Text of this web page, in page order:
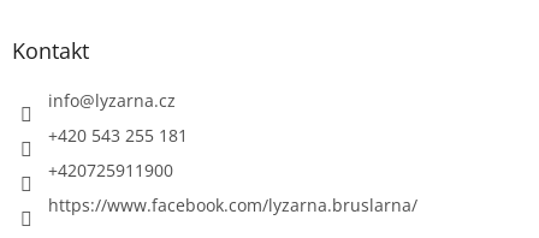
Kontakt
info@lyzarna.cz
+420 543 255 181
+420725911900
https://www.facebook.com/lyzarna.bruslarna/